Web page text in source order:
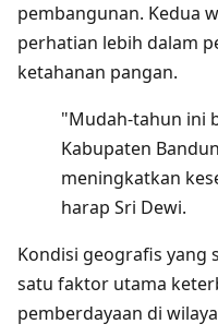
pembangunan. Kedua
perhatian lebih dalam
ketahanan pangan.
"Mudah-tahun ini
Kabupaten
meningkatkan
harap Sri Dewi.
Kondisi geografis yang
satu faktor utama
pemberdayaan di